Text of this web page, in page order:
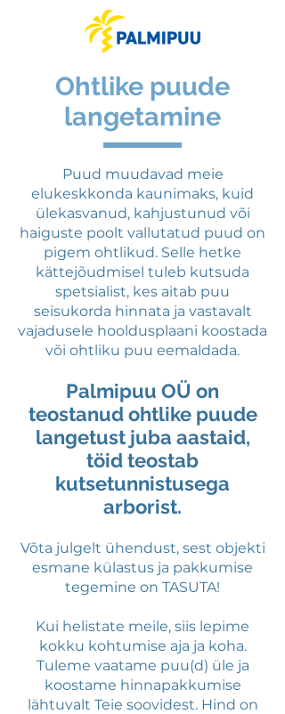
Ohtlike puude
langetamine
Puud muudavad meie
elukeskkonda kaunimaks, kuid
ülekasvanud, kahjustunud või
haiguste poolt vallutatud puud on
pigem ohtlikud. Selle hetke
kättejõudmisel tuleb kutsuda
spetsialist, kes aitab puu
seisukorda hinnata ja vastavalt
vajadusele hooldusplaani koostada
või ohtliku puu eemaldada.
Palmipuu OÜ on
teostanud ohtlike puude
langetust juba aastaid,
töid teostab
kutsetunnistusega
arborist.
Võta julgelt ühendust, sest objekti
esmane külastus ja pakkumise
tegemine on TASUTA!
Kui helistate meile, siis lepime
kokku kohtumise aja ja koha.
Tuleme vaatame puu(d) üle ja
koostame hinnapakkumise
lähtuvalt Teie soovidest. Hind on